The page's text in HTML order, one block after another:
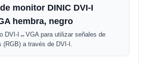
monitor DINIC DVI-I
hembra, negro
DVI-I↔VGA para utilizar señales de
(RGB) a través de DVI-I.